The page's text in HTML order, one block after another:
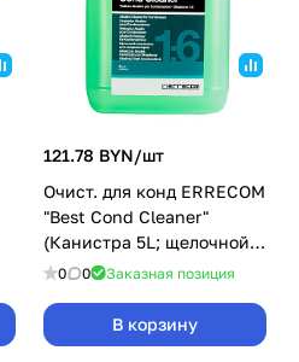
121.78 BYN/шт
Очист. для конд ERRECOM
"Best Cond Cleaner"
(Канистра 5L; щелочной
концентрат 1:6)
0 0 Заказная позиция
В корзину